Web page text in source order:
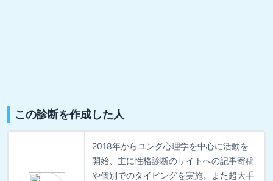
この診断を作成した人
2018年からユング心理学を中心に活動を
開始、主に性格診断のサイトへの記事寄稿
や個別でのタイピングを実施。また超大手